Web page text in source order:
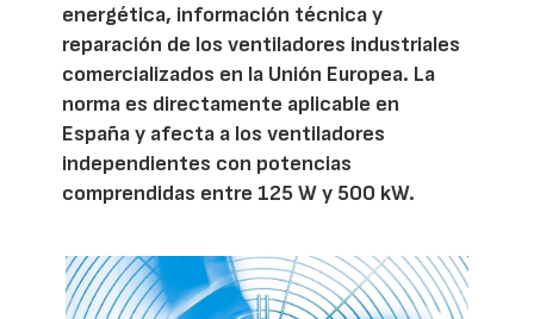
energética, información técnica y
reparación de los ventiladores industriales
comercializados en la Unión Europea. La
norma es directamente aplicable en
España y afecta a los ventiladores
independientes con potencias
comprendidas entre 125 W y 500 kW.